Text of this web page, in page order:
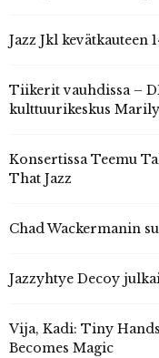
Jazz Jkl kevätkauteen
Tiikerit vauhdissa –
kulttuurikeskus
Konsertissa Teemu
That Jazz
Chad Wackermanin
Jazzyhtye Decoy
Vija, Kadi: Tiny
Becomes Magic